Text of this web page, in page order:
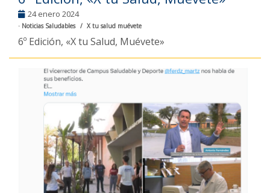
24 enero 2024
Noticias Saludables X tu salud muévete
6º Edición, «X tu Salud, Muévete»